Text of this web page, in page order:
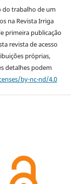
do trabalho de um
na Revista Irriga
primeira publicação
revista de acesso
próprias,
detalhes podem
by-nc-nd/4.0